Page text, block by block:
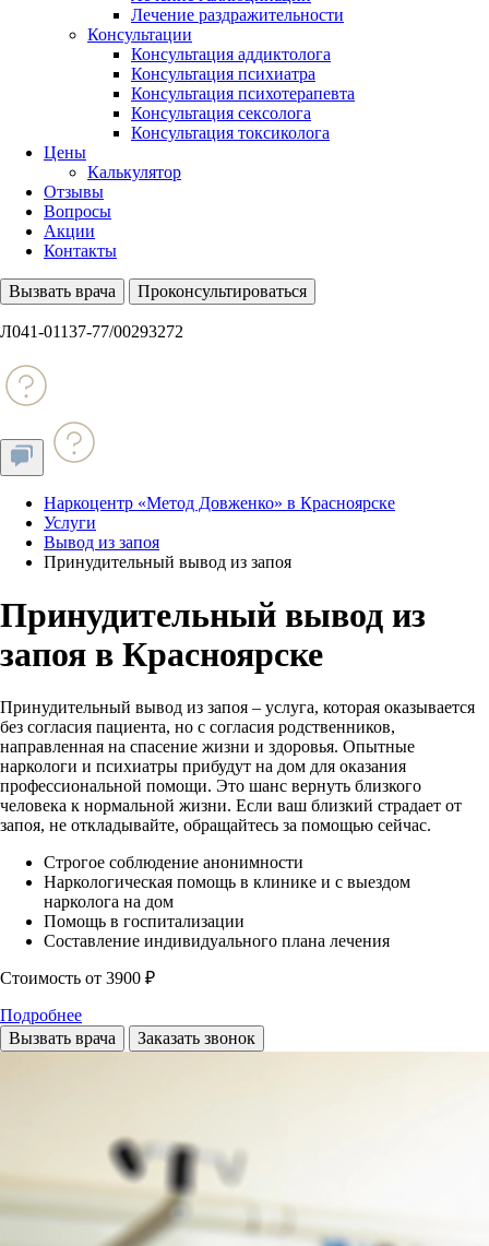
Лечение раздражительности
Консультации
Консультация аддиктолога
Консультация психиатра
Консультация психотерапевта
Консультация сексолога
Консультация токсиколога
Цены
Калькулятор
Отзывы
Вопросы
Акции
Контакты
Вызвать врача Проконсультироваться
Л041-01137-77/00293272
Наркоцентр «Метод Довженко» в Красноярске
Услуги
Вывод из запоя
Принудительный вывод из запоя
Принудительный вывод из
запоя в Красноярске
Принудительный вывод из запоя – услуга, которая оказывается
без согласия пациента, но с согласия родственников,
направленная на спасение жизни и здоровья. Опытные
наркологи и психиатры прибудут на дом для оказания
профессиональной помощи. Это шанс вернуть близкого
человека к нормальной жизни. Если ваш близкий страдает от
запоя, не откладывайте, обращайтесь за помощью сейчас.
Строгое соблюдение анонимности
Наркологическая помощь в клинике и с выездом
нарколога на дом
Помощь в госпитализации
Составление индивидуального плана лечения
Стоимость от 3900 ₽
Подробнее
Вызвать врача
Заказать звонок